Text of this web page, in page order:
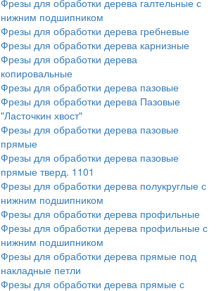
Фрезы для обработки дерева галтельные с
нижним подшипником
Фрезы для обработки дерева гребневые
Фрезы для обработки дерева карнизные
Фрезы для обработки дерева
копировальные
Фрезы для обработки дерева пазовые
Фрезы для обработки дерева Пазовые
"Ласточкин хвост"
Фрезы для обработки дерева пазовые
прямые
Фрезы для обработки дерева пазовые
прямые тверд. 1101
Фрезы для обработки дерева полукруглые с
нижним подшипником
Фрезы для обработки дерева профильные
Фрезы для обработки дерева профильные с
нижним подшипником
Фрезы для обработки дерева прямые под
накладные петли
Фрезы для обработки дерева прямые с